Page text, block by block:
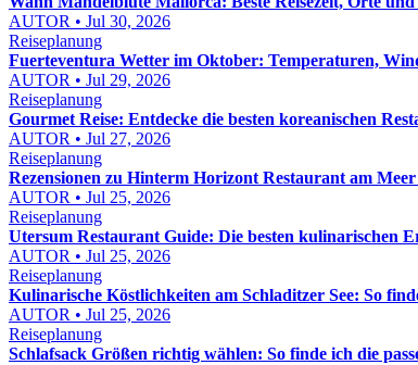
AUTOR • Jul 30, 2026
Reiseplanung
Fuerteventura Wetter im Oktober: Temperaturen,
AUTOR • Jul 29, 2026
Reiseplanung
Gourmet Reise: Entdecke die besten koreanischen
AUTOR • Jul 27, 2026
Reiseplanung
Rezensionen zu Hinterm Horizont Restaurant am
AUTOR • Jul 25, 2026
Reiseplanung
Utersum Restaurant Guide: Die besten kulinarischen
AUTOR • Jul 25, 2026
Reiseplanung
Kulinarische Köstlichkeiten am Schladitzer See: So
AUTOR • Jul 25, 2026
Reiseplanung
Schlafsack Größen richtig wählen: So finde ich die